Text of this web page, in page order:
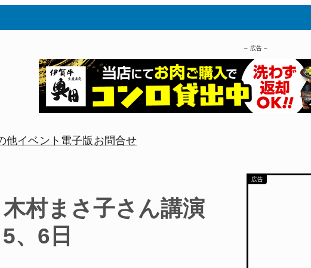
– 広告 –
他イベント 電子版 お問合せ
村まさ子さん講演
6日